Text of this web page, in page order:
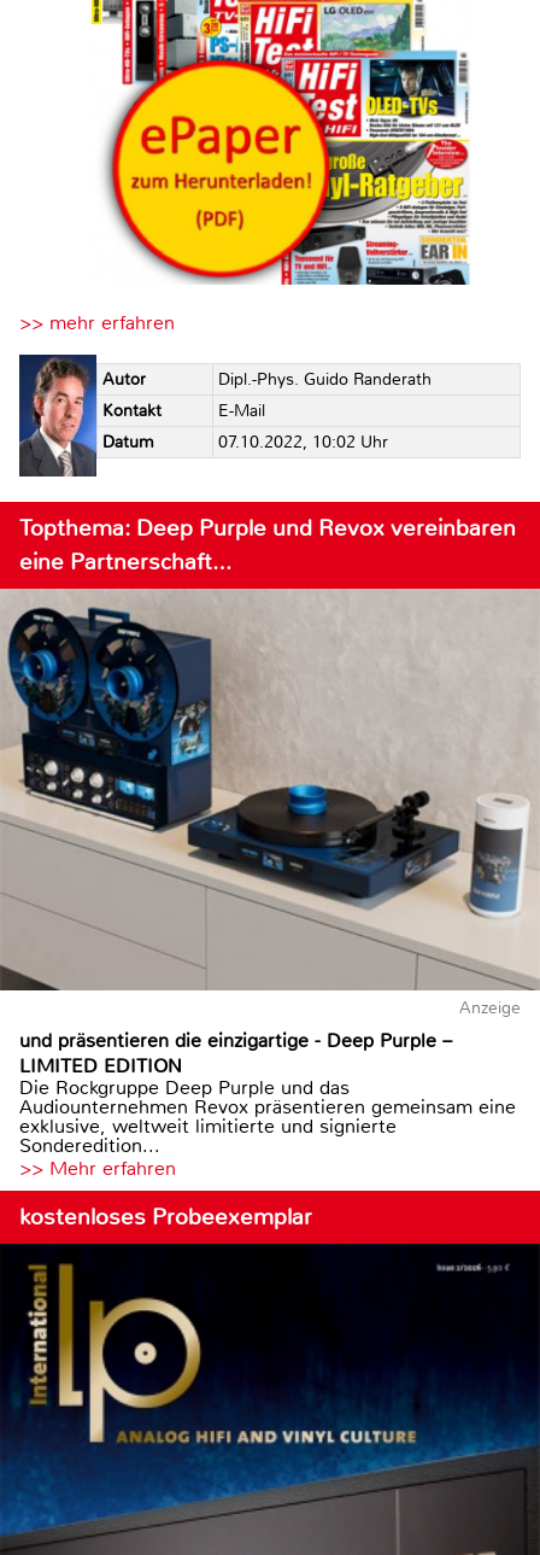
>> mehr erfahren
Autor
Dipl.-Phys. Guido Randerath
Kontakt
E-Mail
Datum
07.10.2022, 10:02 Uhr
Topthema: Deep Purple und Revox vereinbaren
eine Partnerschaft…
Anzeige
und präsentieren die einzigartige - Deep Purple –
LIMITED EDITION
Die Rockgruppe Deep Purple und das
Audiounternehmen Revox präsentieren gemeinsam eine
exklusive, weltweit limitierte und signierte
Sonderedition...
>> Mehr erfahren
kostenloses Probeexemplar